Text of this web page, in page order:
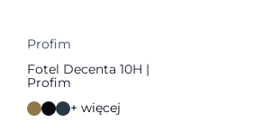
Profim
Fotel Decenta 10H |
Profim
+ więcej